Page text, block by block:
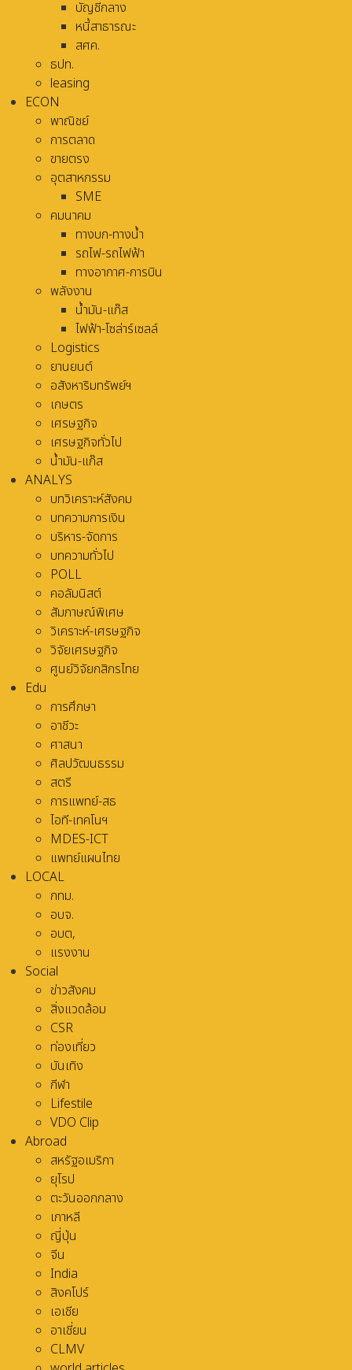
บัญชีกลาง
หนี้สาธารณะ
สศค.
ธปท.
leasing
ECON
พาณิชย์
การตลาด
ขายตรง
อุตสาหกรรม
SME
คมนาคม
ทางบก-ทางน้ำ
รถไฟ-รถไฟฟ้า
ทางอากาศ-การบิน
พลังงาน
น้ำมัน-แก๊ส
ไฟฟ้า-โซล่าร์เซลล์
Logistics
ยานยนต์
อสังหาริมทรัพย์ฯ
เกษตร
เศรษฐกิจ
เศรษฐกิจทั่วไป
น้ำมัน-แก๊ส
ANALYS
บทวิเคราะห์สังคม
บทความการเงิน
บริหาร-จัดการ
บทความทั่วไป
POLL
คอลัมนิสต์
สัมภาษณ์พิเศษ
วิเคราะห์-เศรษฐกิจ
วิจัยเศรษฐกิจ
ศูนย์วิจัยกสิกรไทย
Edu
การศึกษา
อาชีวะ
ศาสนา
ศิลปวัฒนธรรม
สตรี
การแพทย์-สธ
ไอที-เทคโนฯ
MDES-ICT
แพทย์แผนไทย
LOCAL
กทม.
อบจ.
อบต,
แรงงาน
Social
ข่าวสังคม
สิ่งแวดล้อม
CSR
ท่องเที่ยว
บันเทิง
กีฬา
Lifestile
VDO Clip
Abroad
สหรัฐอเมริกา
ยุโรป
ตะวันออกกลาง
เกาหลี
ญี่ปุ่น
จีน
India
สิงคโปร์
เอเชีย
อาเชี่ยน
CLMV